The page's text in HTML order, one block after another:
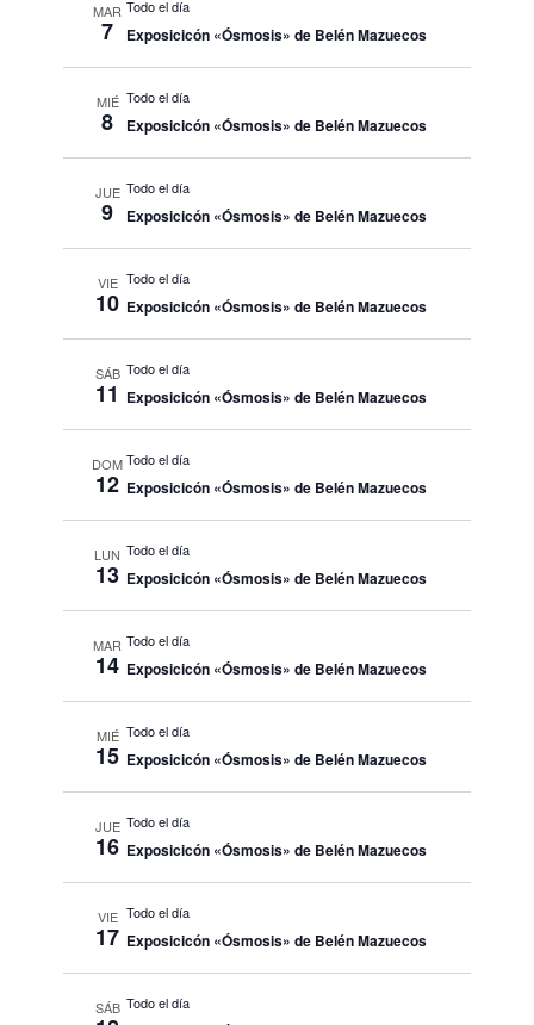
MAR
7
Todo el día
Exposicicón «Ósmosis» de Belén Mazuecos
MIÉ
8
Todo el día
Exposicicón «Ósmosis» de Belén Mazuecos
JUE
9
Todo el día
Exposicicón «Ósmosis» de Belén Mazuecos
VIE
10
Todo el día
Exposicicón «Ósmosis» de Belén Mazuecos
SÁB
11
Todo el día
Exposicicón «Ósmosis» de Belén Mazuecos
DOM
12
Todo el día
Exposicicón «Ósmosis» de Belén Mazuecos
LUN
13
Todo el día
Exposicicón «Ósmosis» de Belén Mazuecos
MAR
14
Todo el día
Exposicicón «Ósmosis» de Belén Mazuecos
MIÉ
15
Todo el día
Exposicicón «Ósmosis» de Belén Mazuecos
JUE
16
Todo el día
Exposicicón «Ósmosis» de Belén Mazuecos
VIE
17
Todo el día
Exposicicón «Ósmosis» de Belén Mazuecos
SÁB Todo el día